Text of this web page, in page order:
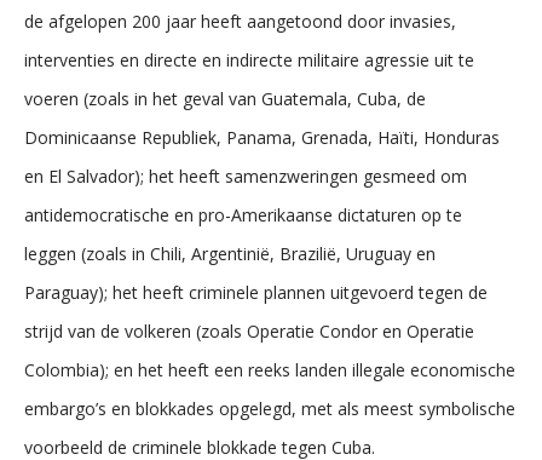
de afgelopen 200 jaar heeft aangetoond door invasies,
interventies en directe en indirecte militaire agressie uit te
voeren (zoals in het geval van Guatemala, Cuba, de
Dominicaanse Republiek, Panama, Grenada, Haïti, Honduras
en El Salvador); het heeft samenzweringen gesmeed om
antidemocratische en pro-Amerikaanse dictaturen op te
leggen (zoals in Chili, Argentinië, Brazilië, Uruguay en
Paraguay); het heeft criminele plannen uitgevoerd tegen de
strijd van de volkeren (zoals Operatie Condor en Operatie
Colombia); en het heeft een reeks landen illegale economische
embargo’s en blokkades opgelegd, met als meest symbolische
voorbeeld de criminele blokkade tegen Cuba.